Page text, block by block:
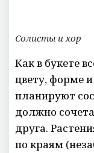
Солисты и хор
Как в букете
цвету, форме
планируют
должно
друга.
по краям